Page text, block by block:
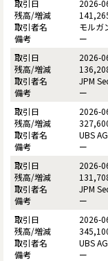
2026-
モルガ
ー
2026-
JPM
ー
2026-
UBS AG
ー
2026-
JPM
ー
2026-
UBS AG
ー